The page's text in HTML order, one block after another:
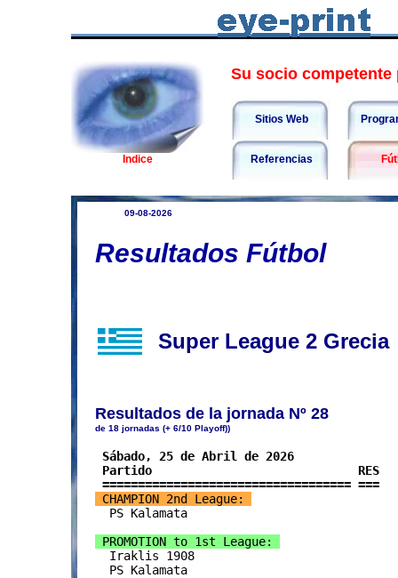
Indice
Su socio competente
Sitios Web
Referencias
09-08-2026
Resultados Fútbol
Super League 2
Resultados de la jornada Nº 28
de 18 jornadas (+ 6/10 Playoff))
Sábado, 25 de Abril de 2026
Partido                             RES
=================================== ===
CHAMPION 2nd League:
PS Kalamata
PROMOTION to 1st League:
Iraklis 1908
  PS Kalamata